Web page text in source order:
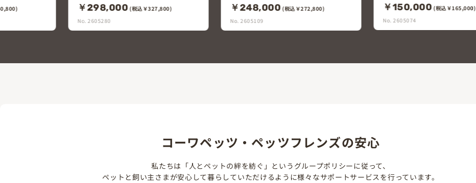
￥248,000 (税込￥272,800)
No. 2605109
￥150,000 (税込￥165,000)
No. 2605074
￥168,000 (税込￥184,800)
No. 2605073
コーワペッツ・ペッツフレンズの安心
私たちは「人とペットの絆を紡ぐ」というグループポリシーに従って、
ペットと飼い主さまが安心して暮らしていただけるように様々なサポートサービスを行っています。